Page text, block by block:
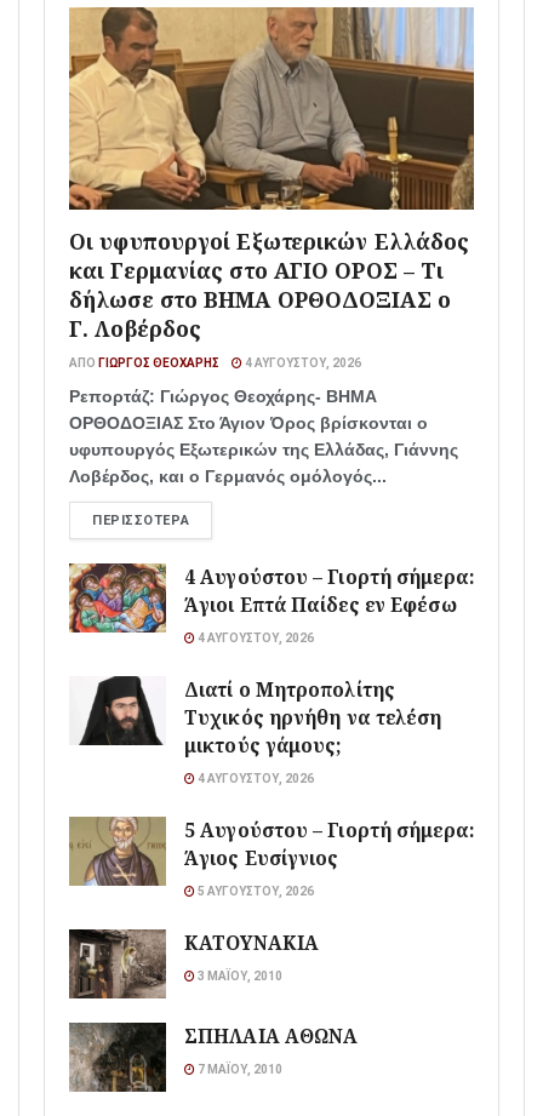
Οι υφυπουργοί Εξωτερικών Ελλάδος
και Γερμανίας στο ΑΓΙΟ ΟΡΟΣ – Τι
δήλωσε στο ΒΗΜΑ ΟΡΘΟΔΟΞΙΑΣ ο
Γ. Λοβέρδος
ΑΠΌ ΓΙΏΡΓΟΣ ΘΕΟΧΆΡΗΣ 4 ΑΥΓΟΎΣΤΟΥ, 2026
Ρεπορτάζ: Γιώργος Θεοχάρης- ΒΗΜΑ
ΟΡΘΟΔΟΞΙΑΣ Στο Άγιον Όρος βρίσκονται ο
υφυπουργός Εξωτερικών της Ελλάδας, Γιάννης
Λοβέρδος, και ο Γερμανός ομόλογός...
ΠΕΡΙΣΣΌΤΕΡΑ
4 Αυγούστου – Γιορτή σήμερα:
Άγιοι Επτά Παίδες εν Εφέσω
4 ΑΥΓΟΎΣΤΟΥ, 2026
Διατί ο Μητροπολίτης
Τυχικός ηρνήθη να τελέση
μικτούς γάμους;
4 ΑΥΓΟΎΣΤΟΥ, 2026
5 Αυγούστου – Γιορτή σήμερα:
Άγιος Ευσίγνιος
5 ΑΥΓΟΎΣΤΟΥ, 2026
ΚΑΤΟΥΝΑΚΙΑ
3 ΜΑΪ́ΟΥ, 2010
ΣΠΗΛΑΙΑ ΑΘΩΝΑ
7 ΜΑΪ́ΟΥ, 2010